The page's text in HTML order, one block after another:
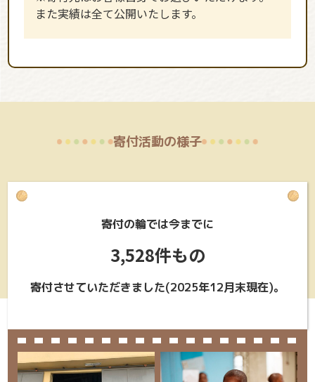
また実績は全て公開いたします。
寄付活動の様子
寄付の輪では今までに
3,528件もの
寄付させていただきました(2025年12月末現在)。